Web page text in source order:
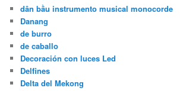
dân bầu instrumento musical monocorde
Danang
de burro
de caballo
Decoración con luces Led
Delfines
Delta del Mekong